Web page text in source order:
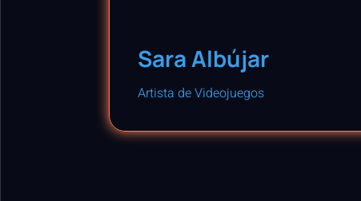
Sara Albújar
Artista de Videojuegos